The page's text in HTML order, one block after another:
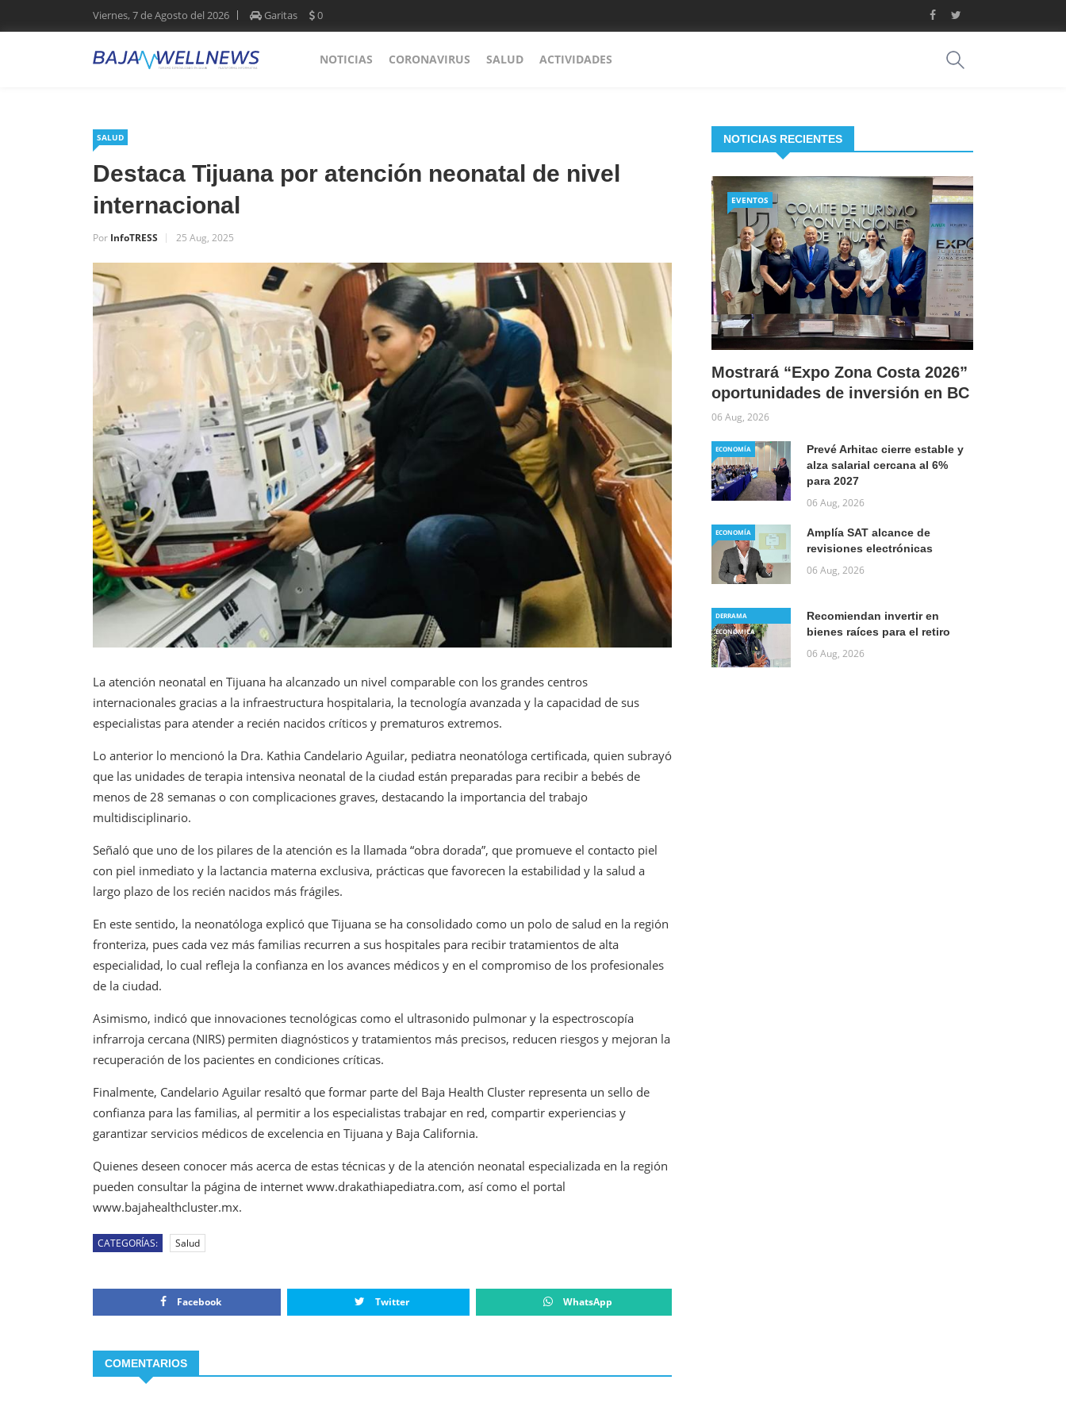
Viernes, 7 de Agosto del 2026 Garitas 0
NOTICIAS CORONAVIRUS SALUD ACTIVIDADES
SALUD
Destaca Tijuana por atención neonatal de nivel
internacional
Por InfoTRESS 25 Aug, 2025
La atención neonatal en Tijuana ha alcanzado un nivel comparable con los grandes centros
internacionales gracias a la infraestructura hospitalaria, la tecnología avanzada y la capacidad de sus
especialistas para atender a recién nacidos críticos y prematuros extremos.
Lo anterior lo mencionó la Dra. Kathia Candelario Aguilar, pediatra neonatóloga certificada, quien subrayó
que las unidades de terapia intensiva neonatal de la ciudad están preparadas para recibir a bebés de
menos de 28 semanas o con complicaciones graves, destacando la importancia del trabajo
multidisciplinario.
Señaló que uno de los pilares de la atención es la llamada “obra dorada”, que promueve el contacto piel
con piel inmediato y la lactancia materna exclusiva, prácticas que favorecen la estabilidad y la salud a
largo plazo de los recién nacidos más frágiles.
En este sentido, la neonatóloga explicó que Tijuana se ha consolidado como un polo de salud en la región
fronteriza, pues cada vez más familias recurren a sus hospitales para recibir tratamientos de alta
especialidad, lo cual refleja la confianza en los avances médicos y en el compromiso de los profesionales
de la ciudad.
Asimismo, indicó que innovaciones tecnológicas como el ultrasonido pulmonar y la espectroscopía
infrarroja cercana (NIRS) permiten diagnósticos y tratamientos más precisos, reducen riesgos y mejoran la
recuperación de los pacientes en condiciones críticas.
Finalmente, Candelario Aguilar resaltó que formar parte del Baja Health Cluster representa un sello de
confianza para las familias, al permitir a los especialistas trabajar en red, compartir experiencias y
garantizar servicios médicos de excelencia en Tijuana y Baja California.
Quienes deseen conocer más acerca de estas técnicas y de la atención neonatal especializada en la región
pueden consultar la página de internet www.drakathiapediatra.com, así como el portal
www.bajahealthcluster.mx.
CATEGORÍAS: Salud
Facebook Twitter WhatsApp
COMENTARIOS
NOTICIAS RECIENTES
EVENTOS
Mostrará “Expo Zona Costa 2026”
oportunidades de inversión en BC
06 Aug, 2026
ECONOMÍA
Prevé Arhitac cierre estable y
alza salarial cercana al 6%
para 2027
06 Aug, 2026
ECONOMÍA
Amplía SAT alcance de
revisiones electrónicas
06 Aug, 2026
DERRAMA
ECONÓMICA
Recomiendan invertir en
bienes raíces para el retiro
06 Aug, 2026